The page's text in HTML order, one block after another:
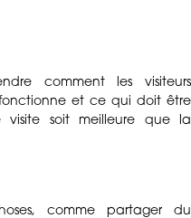
comment les visiteurs
et ce qui doit être
soit meilleure que la
comme partager du